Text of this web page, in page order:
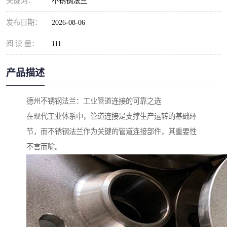
发布日期： 2026-08-06
阅 读 量： 111
产品描述
德州不锈钢法兰：工业管道连接的可靠之选
在现代工业体系中，管道连接是支撑生产运转的基础环
节，而不锈钢法兰作为关键的管道连接部件，其重要性
不言而喻。